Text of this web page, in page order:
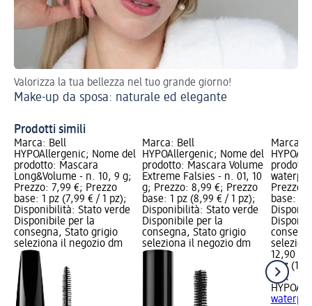
Valorizza la tua bellezza nel tuo grande giorno!
Make-up da sposa: naturale ed elegante
Prodotti simili
Marca: Bell
HYPOAllergenic; Nome del
prodotto: Mascara
Long&Volume - n. 10, 9 g;
Prezzo: 7,99 €; Prezzo
base: 1 pz (7,99 € / 1 pz);
Disponibilità: Stato verde
Disponibile per la
consegna, Stato grigio
seleziona il negozio dm
Marca: Bell
HYPOAllergenic; Nome del
prodotto: Mascara Volume
Extreme Falsies - n. 01, 10
g; Prezzo: 8,99 €; Prezzo
base: 1 pz (8,99 € / 1 pz);
Disponibilità: Stato verde
Disponibile per la
consegna, Stato grigio
seleziona il negozio dm
Marca:
Prezzo:
base: 1
12,90 €
1 pz
Bell